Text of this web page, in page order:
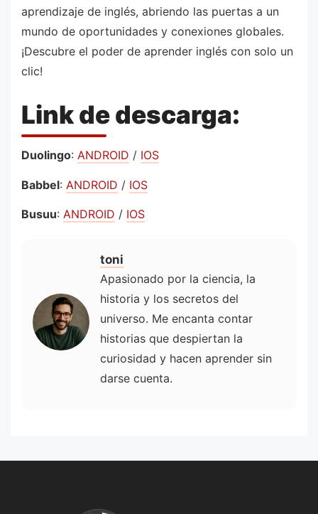
aprendizaje de inglés, abriendo las puertas a un
mundo de oportunidades y conexiones globales.
¡Descubre el poder de aprender inglés con solo un
clic!
Link de descarga:
Duolingo: ANDROID / IOS
Babbel: ANDROID / IOS
Busuu: ANDROID / IOS
toni
Apasionado por la ciencia, la
historia y los secretos del
universo. Me encanta contar
historias que despiertan la
curiosidad y hacen aprender sin
darse cuenta.